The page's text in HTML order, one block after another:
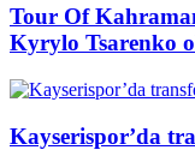
Tour Of
Kyrylo Tsarenko
Kayserispor’da